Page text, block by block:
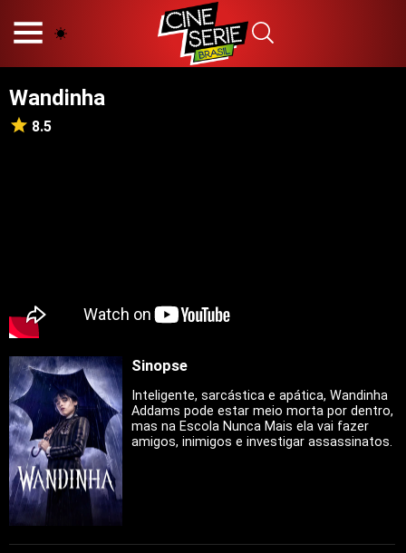
PRINCÍPIOS EDITORIAIS
POLÍTICA DE PRIVACIDADE
Filmes
Novelas
Wandinha
8.5
Sinopse
Inteligente, sarcástica e apática, Wandinha
Addams pode estar meio morta por dentro,
mas na Escola Nunca Mais ela vai fazer
amigos, inimigos e investigar assassinatos.